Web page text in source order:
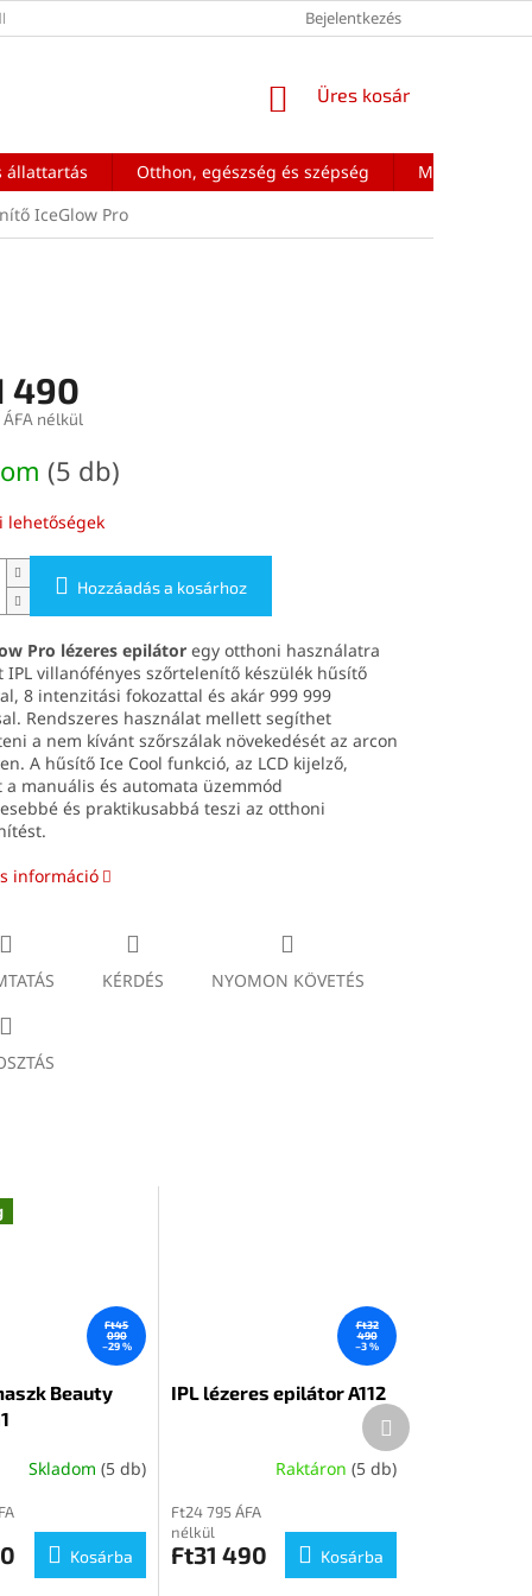
FELTÉTELEI Bejelentkezés
KOSÁR
Üres kosár
állattartás Otthon, egészség és szépség
Mobiltelefon
IceGlow Pro
490
nélkül
(5 db)
lehetőségek
Hozzáadás a kosárhoz
Pro lézeres epilátoregy otthoni használatra
IPL villanófényes szőrtelenítő készülék hűsítő
8 intenzitási fokozattal és akár 999 999
Rendszeres használat mellett segíthet
a nem kívánt szőrszálak növekedését az arcon
A hűsítő Ice Cool funkció, az LCD kijelző,
a manuális és automata üzemmód
és praktikusabbá teszi az otthoni
információ
KÉRDÉS NYOMON KÖVETÉS
Ft45
090
–29 %
Beauty
Skladom(5 db)
Kosárba
Ft32
490
–3 %
IPL lézeres epilátor A112
Raktáron (5 db)
Ft24 795 ÁFA
nélkül
Ft31 490 Kosárba
Következő
termék